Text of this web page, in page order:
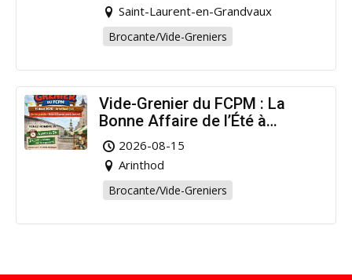
Saint-Laurent-en-Grandvaux
Brocante/Vide-Greniers
Vide-Grenier du FCPM : La
Bonne Affaire de l’Été à
Arinthod !
2026-08-15
Arinthod
Brocante/Vide-Greniers